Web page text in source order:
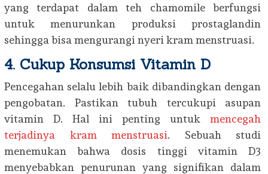
yang terdapat dalam teh chamomile berfungsi
untuk menurunkan produksi prostaglandin
sehingga bisa mengurangi nyeri kram menstruasi.
4. Cukup Konsumsi Vitamin D
Pencegahan selalu lebih baik dibandingkan dengan
pengobatan. Pastikan tubuh tercukupi asupan
vitamin D. Hal ini penting untuk mencegah
terjadinya kram menstruasi. Sebuah studi
menemukan bahwa dosis tinggi vitamin D3
menyebabkan penurunan yang signifikan dalam